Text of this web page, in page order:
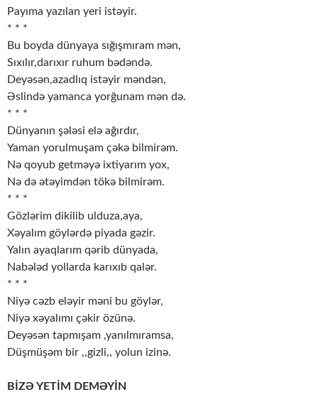
Payıma yazılan yeri istəyir.
* * *
Bu boyda dünyaya sığışmıram mən,
Sıxılır,darıxır ruhum bədəndə.
Deyəsən,azadlıq istəyir məndən,
Əslində yamanca yorğunam mən də.
* * *
Dünyanın şələsi elə ağırdır,
Yaman yorulmuşam çəkə bilmirəm.
Nə qoyub getməyə ixtiyarım yox,
Nə də ətəyimdən tökə bilmirəm.
* * *
Gözlərim dikilib ulduza,aya,
Xəyalım göylərdə piyada gəzir.
Yalın ayaqlarım qərib dünyada,
Nabələd yollarda karıxıb qalər.
* * *
Niyə cəzb eləyir məni bu göylər,
Niyə xəyalımı çəkir özünə.
Deyəsən tapmışam ,yanılmıramsa,
Düşmüşəm bir ,,gizli,, yolun izinə.
BİZƏ YETİM DEMƏYİN